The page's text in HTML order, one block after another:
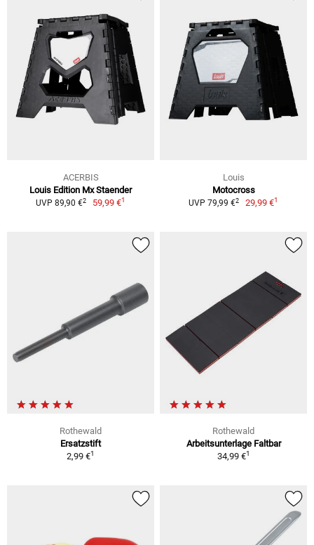
ACERBIS
Louis Edition Mx Staender
UVP 89,90 €2 59,99 €1
Louis
Motocross
UVP 79,99 €2 29,99 €1
Rothewald
Ersatzstift
2,99 €1
Rothewald
Arbeitsunterlage Faltbar
34,99 €1